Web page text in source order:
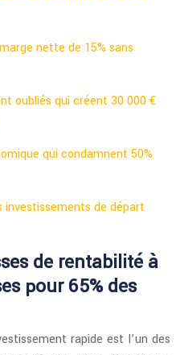
nette de 15% sans
oubliés qui créent 30 000 €
qui condamnent 50%
de départ
de rentabilité à
pour 65% des
rapide est l’un des